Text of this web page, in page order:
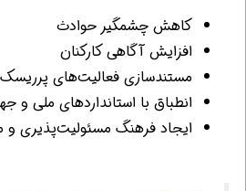
کاهش چشمگیر حوادث
افزایش آگاهی کارکنان
مستندسازی فعالیت‌های پرریسک
انطباق با استانداردهای ملی و
ایجاد فرهنگ مسئولیت‌پذیری و